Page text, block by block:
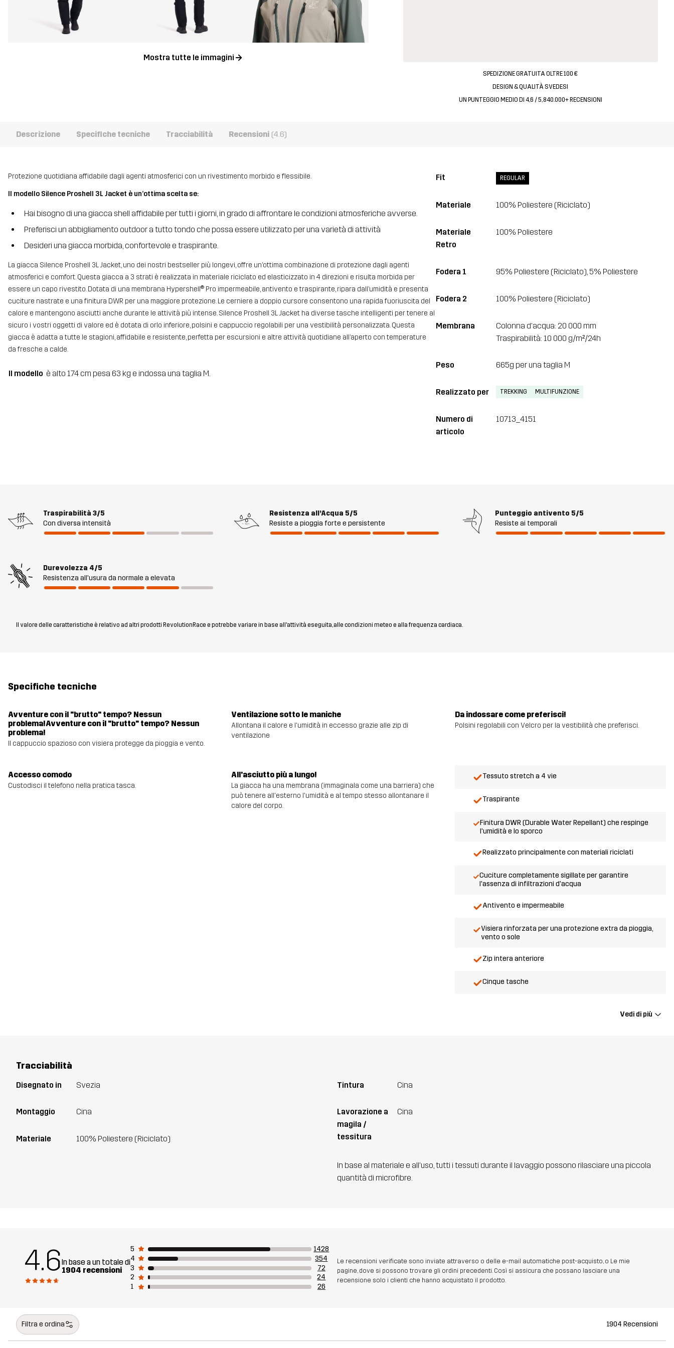
Mostra tutte le immagini
SPEDIZIONE GRATUITA OLTRE 100 €
DESIGN & QUALITÀ SVEDESI
UN PUNTEGGIO MEDIO DI 4,6 / 5, 840.000+ RECENSIONI
Descrizione Specifiche tecniche Tracciabilità Recensioni (4.6)
Protezione quotidiana affidabile dagli agenti atmosferici con un rivestimento morbido e flessibile.
Il modello Silence Proshell 3L Jacket è un’ottima scelta se:
Hai bisogno di una giacca shell affidabile per tutti i giorni, in grado di affrontare le condizioni atmosferiche avverse.
Preferisci un abbigliamento outdoor a tutto tondo che possa essere utilizzato per una varietà di attività
Desideri una giacca morbida, confortevole e traspirante.
La giacca Silence Proshell 3L Jacket, uno dei nostri bestseller più longevi, offre un’ottima combinazione di protezione dagli agenti
atmosferici e comfort. Questa giacca a 3 strati è realizzata in materiale riciclato ed elasticizzato in 4 direzioni e risulta morbida per
essere un capo rivestito. Dotata di una membrana Hypershell® Pro impermeabile, antivento e traspirante, ripara dall’umidità e presenta
cuciture nastrate e una finitura DWR per una maggiore protezione. Le cerniere a doppio cursore consentono una rapida fuoriuscita del
calore e mantengono asciutti anche durante le attività più intense. Silence Proshell 3L Jacket ha diverse tasche intelligenti per tenere al
sicuro i vostri oggetti di valore ed è dotata di orlo inferiore, polsini e cappuccio regolabili per una vestibilità personalizzata. Questa
giacca è adatta a tutte le stagioni, affidabile e resistente, perfetta per escursioni e altre attività quotidiane all’aperto con temperature
da fresche a calde.
Il modello è alto 174 cm pesa 63 kg e indossa una taglia M.
Fit REGULAR
Materiale 100% Poliestere (Riciclato)
Materiale
Retro
100% Poliestere
Fodera 1 95% Poliestere (Riciclato), 5% Poliestere
Fodera 2 100% Poliestere (Riciclato)
Membrana
Colonna d'acqua: 20 000 mm
Traspirabilità: 10 000 g/m²/24h
Peso 665g per una taglia M
Realizzato per TREKKING MULTIFUNZIONE
Numero di
articolo
10713_4151
Traspirabilità 3/5
Con diversa intensità
Resistenza all’Acqua 5/5
Resiste a pioggia forte e persistente
Punteggio antivento 5/5
Resiste ai temporali
Durevolezza 4/5
Resistenza all'usura da normale a elevata
Il valore delle caratteristiche è relativo ad altri prodotti RevolutionRace e potrebbe variare in base all'attività eseguita, alle condizioni meteo e alla frequenza cardiaca.
Specifiche tecniche
Avventure con il "brutto" tempo? Nessun
problema!Avventure con il "brutto" tempo? Nessun
problema!
Il cappuccio spazioso con visiera protegge da pioggia e vento.
Ventilazione sotto le maniche
Allontana il calore e l'umidità in eccesso grazie alle zip di
ventilazione
Da indossare come preferisci!
Polsini regolabili con Velcro per la vestibilità che preferisci.
Accesso comodo
Custodisci il telefono nella pratica tasca.
All'asciutto più a lungo!
La giacca ha una membrana (immaginala come una barriera) che
può tenere all'esterno l'umidità e al tempo stesso allontanare il
calore del corpo.
Tessuto stretch a 4 vie
Traspirante
Finitura DWR (Durable Water Repellant) che respinge
l'umidità e lo sporco
Realizzato principalmente con materiali riciclati
Cuciture completamente sigillate per garantire
l'assenza di infiltrazioni d'acqua
Antivento e impermeabile
Visiera rinforzata per una protezione extra da pioggia,
vento o sole
Zip intera anteriore
Cinque tasche
Vedi di più
Tracciabilità
Disegnato in Svezia
Montaggio Cina
Materiale 100% Poliestere (Riciclato)
Tintura Cina
Lavorazione a
magila /
tessitura
Cina
In base al materiale e all'uso, tutti i tessuti durante il lavaggio possono rilasciare una piccola
quantità di microfibre.
4.6In base a un totale di
1904 recensioni
5
1428
4
354
3
72
2
24
1
26
Le recensioni verificate sono inviate attraverso o delle e-mail automatiche post-acquisto, o Le mie
pagine, dove si possono trovare gli ordini precedenti. Così si assicura che possano lasciare una
recensione solo i clienti che hanno acquistato il prodotto.
Filtra e ordina 1904 Recensioni